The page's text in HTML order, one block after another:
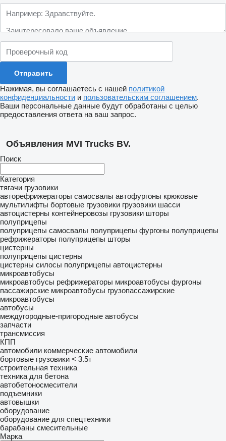
Нажимая, вы соглашаетесь с нашей политикой
конфиденциальности и пользовательским соглашением.
Ваши персональные данные будут обработаны с целью
предоставления ответа на ваш запрос.
Объявления MVI Trucks BV.
Поиск
Категория
тягачи грузовики
авторефрижераторы самосвалы автофургоны крюковые
мультилифты бортовые грузовики грузовики шасси
автоцистерны контейнеровозы грузовики шторы
полуприцепы
полуприцепы самосвалы полуприцепы фургоны полуприцепы
рефрижераторы полуприцепы шторы
цистерны
полуприцепы цистерны
цистерны силосы полуприцепы автоцистерны
микроавтобусы
микроавтобусы рефрижераторы микроавтобусы фургоны
пассажирские микроавтобусы грузопассажирские
микроавтобусы
автобусы
междугородные-пригородные автобусы
запчасти
трансмиссия
КПП
автомобили коммерческие автомобили
бортовые грузовики < 3.5т
строительная техника
техника для бетона
автобетоносмесители
подъемники
автовышки
оборудование
оборудование для спецтехники
барабаны смесительные
Марка